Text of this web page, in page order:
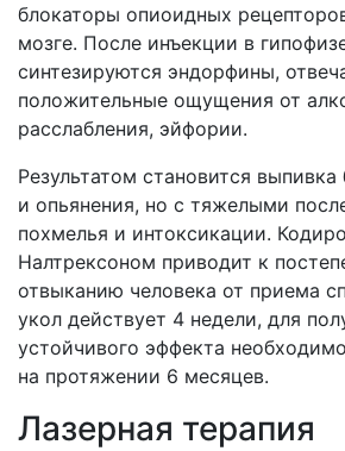
блокаторы опиоидных
мозге. После инъекции в
синтезируются эндорфины,
положительные ощущения от
расслабления, эйфории.
Результатом становится выпивка
и опьянения, но с тяжелыми
похмелья и интоксикации.
Налтрексоном приводит к
отвыканию человека от приема
укол действует 4 недели, для
устойчивого эффекта
на протяжении 6 месяцев.
Лазерная терапия